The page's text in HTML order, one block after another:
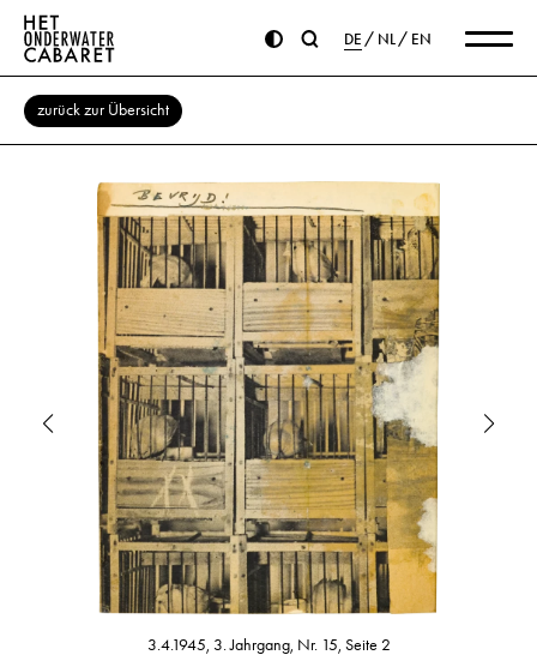
DE NL EN
zurück zur Übersicht
3.4.1945, 3. Jahrgang, Nr. 15, Seite 2